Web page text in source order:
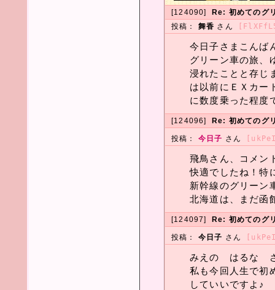
[124090]
Re: 初めてのグ
投稿： 舞香 さん
今日子さまこんば
グリーン車の旅、
浸れたことと存じ
は以前にＥＸカー
に数度乗った程度
[124096] Re: 初めてのグ
投稿： 今日子 さん
飛鳥さん、コメン
快適でしたね！特
新幹線のグリーン
北海道は、まだ函
[124097] Re: 初めてのグ
投稿： 今日子 さん
みえの はるな さ
私も今回人生で初
していいですよ♪